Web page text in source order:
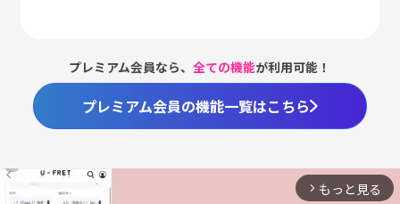
プレミアム会員なら、全ての機能が利用可能！
プレミアム会員の機能一覧はこちら
arrow_forward_ios もっと見る